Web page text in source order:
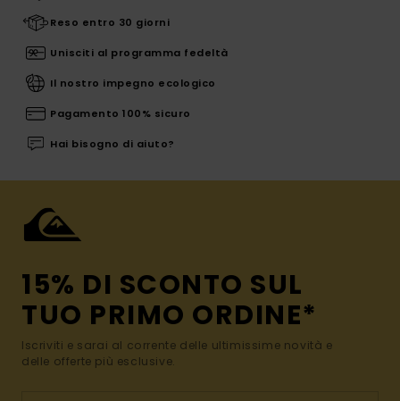
Reso entro 30 giorni
Unisciti al programma fedeltà
Il nostro impegno ecologico
Pagamento 100% sicuro
Hai bisogno di aiuto?
15% DI SCONTO SUL
TUO PRIMO ORDINE*
Iscriviti e sarai al corrente delle ultimissime novità e
delle offerte più esclusive.